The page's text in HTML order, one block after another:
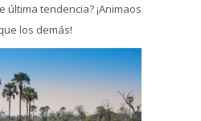
última tendencia? ¡Animaos
los demás!